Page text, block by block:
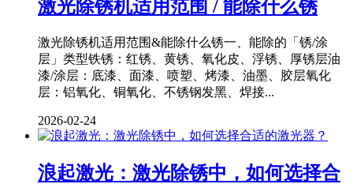
激光除锈机适用范围 / 能除什么锈
激光除锈机适用范围&能除什么锈一、能除的「锈/涂
层」类型铁锈：红锈、黄锈、氧化皮、浮锈、厚锈层油
漆/涂层：底漆、面漆、喷塑、烤漆、油墨、胶层氧化
层：铝氧化、铜氧化、不锈钢发黑、焊接...
2026-02-24
浪起激光：激光除锈中，如何选择合